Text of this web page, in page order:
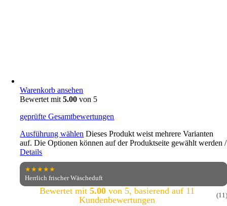
Warenkorb ansehen
Bewertet mit5.00 von 5
geprüfte Gesamtbewertungen
Ausführung wählen Dieses Produkt weist mehrere Varianten
auf. Die Optionen können auf der Produktseite gewählt werden/
Details
★★★★★
Herrlich frischer Wäscheduft
Bewertet mit 5.00 von 5, basierend auf 11
Kundenbewertungen
(11)